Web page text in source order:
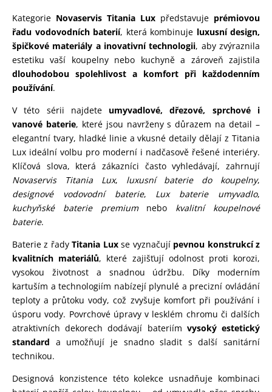
Kategorie Novaservis Titania Lux představuje prémiovou
řadu vodovodních baterií, která kombinuje luxusní design,
špičkové materiály a inovativní technologii, aby zvýraznila
estetiku vaší koupelny nebo kuchyně a zároveň zajistila
dlouhodobou spolehlivost a komfort při každodenním
používání.
V této sérii najdete umyvadlové, dřezové, sprchové i
vanové baterie, které jsou navrženy s důrazem na detail –
elegantní tvary, hladké linie a vkusné detaily dělají z Titania
Lux ideální volbu pro moderní i nadčasově řešené interiéry.
Klíčová slova, která zákazníci často vyhledávají, zahrnují
Novaservis Titania Lux, luxusní baterie do koupelny,
designové vodovodní baterie, Lux baterie umyvadlo,
kuchyňské baterie premiumnebo kvalitní koupelnové
baterie.
Baterie z řadyTitania Luxse vyznačují pevnou konstrukcí z
kvalitních materiálů, které zajišťují odolnost proti korozi,
vysokou životnost a snadnou údržbu. Díky moderním
kartuším a technologiím nabízejí plynulé a precizní ovládání
teploty a průtoku vody, což zvyšuje komfort při používání i
úsporu vody. Povrchové úpravy v lesklém chromu či dalších
atraktivních dekorech dodávají bateriím vysoký estetický
standard a umožňují je snadno sladit s další sanitární
technikou.
Designová konzistence této kolekce usnadňuje kombinaci